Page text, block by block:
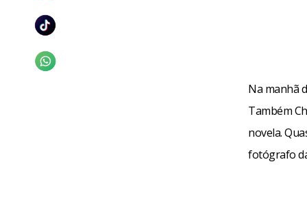
Na manhã
Também
novela.
fotógrafo